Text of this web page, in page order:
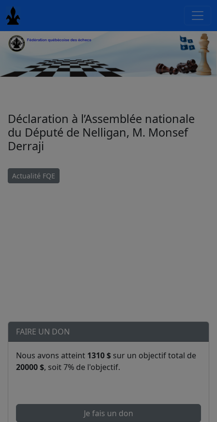
Déclaration à l’Assemblée nationale
du Député de Nelligan, M. Monsef
Derraji
Actualité FQE
FAIRE UN DON
Nous avons atteint 1310 $ sur un objectif total de
20000 $, soit 7% de l'objectif.
Je fais un don